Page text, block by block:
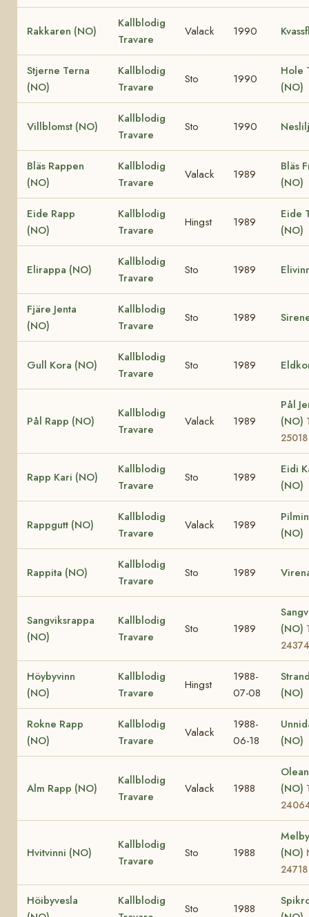
Rakkaren (NO)
Kallblodig
Travare
Valack 1990
Stjerne Terna
(NO)
Kallblodig
Travare
Sto 1990
Hole
(NO)
Villblomst (NO)
Kallblodig
Travare
Sto 1990
Bläs Rappen
(NO)
Kallblodig
Travare
Valack 1989
Bläs
(NO)
Eide Rapp
(NO)
Kallblodig
Travare
Hingst 1989
Eide
(NO)
Elirappa (NO)
Kallblodig
Travare
Sto 1989
Fjäre Jenta
(NO)
Kallblodig
Travare
Sto 1989
Gull Kora (NO)
Kallblodig
Travare
Sto 1989
Pål Rapp (NO)
Kallblodig
Travare
Valack 1989
Pål
(NO)
25018
Rapp Kari (NO)
Kallblodig
Travare
Sto 1989
Eidi
(NO)
Rappgutt (NO)
Kallblodig
Travare
Valack 1989
(NO)
Rappita (NO)
Kallblodig
Travare
Sto 1989
Sangviksrappa
(NO)
Kallblodig
Travare
Sto 1989
(NO)
24374
Höybyvinn
(NO)
Kallblodig
Travare
Hingst
1988-
07-08
(NO)
Rokne Rapp
(NO)
Kallblodig
Travare
Valack
1988-
06-18
(NO)
Alm Rapp (NO)
Kallblodig
Travare
Valack 1988
(NO)
Hvitvinni (NO)
Kallblodig
Travare
Sto 1988
(NO)
24718
Höibyvesla
Kallblodig
Sto 1988